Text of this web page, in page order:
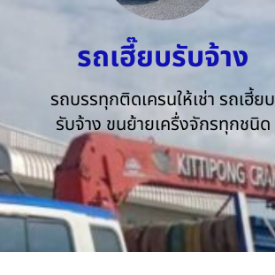
รถเฮี๊ยบรับจ้าง
รถบรรทุกติดเครนให้เช่า รถเฮี้ยบ
รับจ้าง ขนย้ายเครื่งจักรทุกชนิด